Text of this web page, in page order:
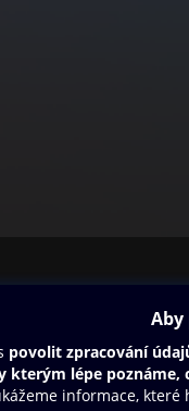
Dárkový poukaz
Nápověda